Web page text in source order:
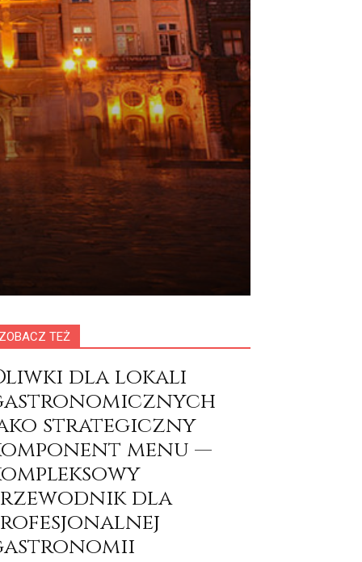
ZOBACZ TEŻ
dla lokali
strategiczny
menu —
dla